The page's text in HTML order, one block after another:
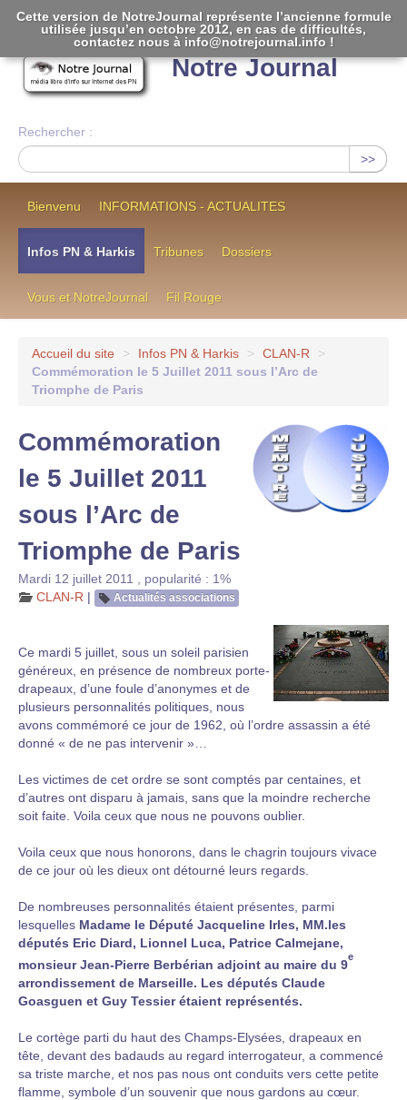
Notre Journal
Rechercher :
>>
Bienvenu INFORMATIONS - ACTUALITES
Infos PN & Harkis Tribunes Dossiers
Vous et NotreJournal Fil Rouge
Accueil du site > Infos PN & Harkis > CLAN-R
>
Commémoration le 5 Juillet 2011 sous l’Arc de
Triomphe de Paris
Commémoration
le 5 Juillet 2011
sous l’Arc de
Triomphe de Paris
Mardi 12 juillet 2011
popularité : 1%
CLAN-R | Actualités associations
Ce mardi 5 juillet, sous un soleil parisien
généreux, en présence de nombreux porte-
drapeaux, d’une foule d’anonymes et de
plusieurs personnalités politiques, nous
avons commémoré ce jour de 1962, où l’ordre assassin a été
donné « de ne pas intervenir »…
Les victimes de cet ordre se sont comptés par centaines, et
d’autres ont disparu à jamais, sans que la moindre recherche
soit faite. Voila ceux que nous ne pouvons oublier.
Voila ceux que nous honorons, dans le chagrin toujours vivace
de ce jour où les dieux ont détourné leurs regards.
De nombreuses personnalités étaient présentes, parmi
lesquelles Madame le Député Jacqueline Irles, MM.les
députés Eric Diard, Lionnel Luca, Patrice Calmejane,
monsieur Jean-Pierre Berbérian adjoint au maire du 9
e
arrondissement de Marseille. Les députés Claude
Goasguen et Guy Tessier étaient représentés.
Le cortège parti du haut des Champs-Elysées, drapeaux en
tête, devant des badauds au regard interrogateur, a commencé
sa triste marche, et nos pas nous ont conduits vers cette petite
flamme, symbole d’un souvenir que nous gardons au cœur.
Cette version de NotreJournal représente l’ancienne formule
utilisée jusqu’en octobre 2012, en cas de difficultés,
contactez nous à info@notrejournal.info !